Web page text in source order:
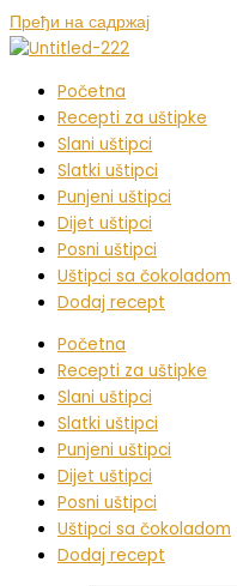
Пређи на садржај
Početna
Recepti za uštipke
Slani uštipci
Slatki uštipci
Punjeni uštipci
Dijet uštipci
Posni uštipci
Uštipci sa čokoladom
Dodaj recept
Početna
Recepti za uštipke
Slani uštipci
Slatki uštipci
Punjeni uštipci
Dijet uštipci
Posni uštipci
Uštipci sa čokoladom
Dodaj recept